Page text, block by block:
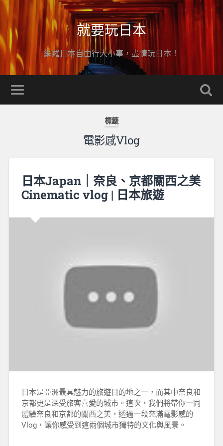
就要玩日本
網羅日本自由行大小事，盡情玩日本！
標籤
電影感Vlog
日本Japan｜奈良、京都關西之美
Cinematic vlog | 日本旅遊
日本是亞洲最具魅力的旅遊目的地之一，而其中奈良和
京都更是深受旅客喜愛的城市。這次，我們將帶你一同
體驗奈良和京都的關西之美，透過一段充滿電影感的
Vlog，讓你感受到這兩個城市獨特的文化與風景。